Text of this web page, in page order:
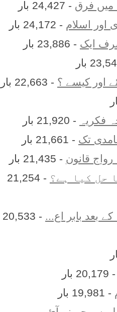
میں فرق - 24,427 بار
اور اسلام - 24,172 بار
- 23,886 بار
اور کیسے ؟ - 22,663 بار
فکریہ
- 21,920 بار
تک - 21,661 بار
- 21,435 بار
حل کيا ہے؟
- 21,254
بعد بابر اع...
- 20,533
- 20,179 بار
- 19,981 بار